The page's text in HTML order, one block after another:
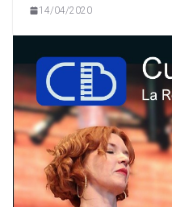
14/04/2020